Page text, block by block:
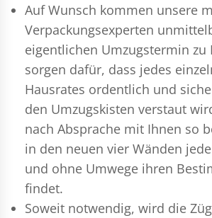
Auf Wunsch kommen unsere
Verpackungsexperten
eigentlichen Umzugstermin zu
sorgen dafür, dass jedes
Hausrates ordentlich und
den Umzugskisten verstaut
nach Absprache mit Ihnen so
in den neuen vier Wänden
und ohne Umwege ihren
findet.
Soweit notwendig, wird die